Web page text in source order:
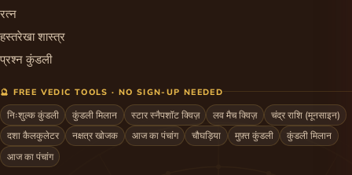
रत्न
हस्तरेखा शास्त्र
प्रश्न कुंडली
🔮 FREE VEDIC TOOLS · NO SIGN-UP NEEDED
निःशुल्क कुंडली कुंडली मिलान स्टार स्नैपशॉट क्विज़ लव मैच क्विज़
चंद्र राशि (मूनसाइन)
दशा कैलकुलेटर
नक्षत्र खोजक आज का पंचांग चौघड़िया मुफ़्त कुंडली
कुंडली मिलान
आज का पंचांग